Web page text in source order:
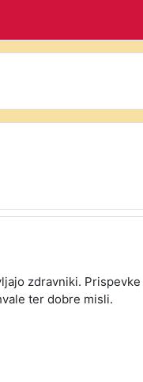
zdravniki.
ter dobre misli.